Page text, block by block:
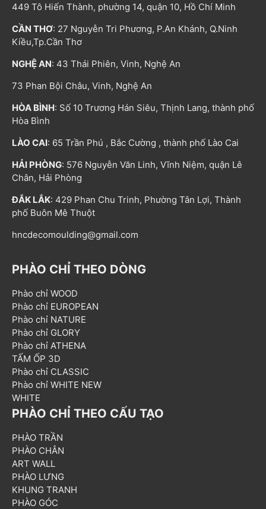
449 Tô Hiến Thành, phường 14, quận 10, Hồ Chí Minh
CẦN THƠ: 27 Nguyễn Tri Phương, P.An Khánh, Q.Ninh
Kiều,Tp.Cần Thơ
NGHỆ AN: 43 Thái Phiên, Vinh, Nghệ An
73 Phan Bội Châu, Vinh, Nghệ An
HÒA BÌNH: Số 10 Trương Hán Siêu, Thịnh Lang, thành phố
Hòa Bình
LÀO CAI: 65 Trần Phú , Bắc Cường , thành phố Lào Cai
HẢI PHÒNG: 576 Nguyễn Văn Linh, Vĩnh Niệm, quận Lê
Chân, Hải Phòng
ĐẮK LẮK: 429 Phan Chu Trinh, Phường Tân Lợi, Thành
phố Buôn Mê Thuột
hncdecomoulding@gmail.com
PHÀO CHỈ THEO DÒNG
Phào chỉ WOOD
Phào chỉ EUROPEAN
Phào chỉ NATURE
Phào chỉ GLORY
Phào chỉ ATHENA
TẤM ỐP 3D
Phào chỉ CLASSIC
Phào chỉ WHITE NEW
WHITE
PHÀO CHỈ THEO CẤU TẠO
PHÀO TRẦN
PHÀO CHÂN
ART WALL
PHÀO LƯNG
KHUNG TRANH
PHÀO GÓC